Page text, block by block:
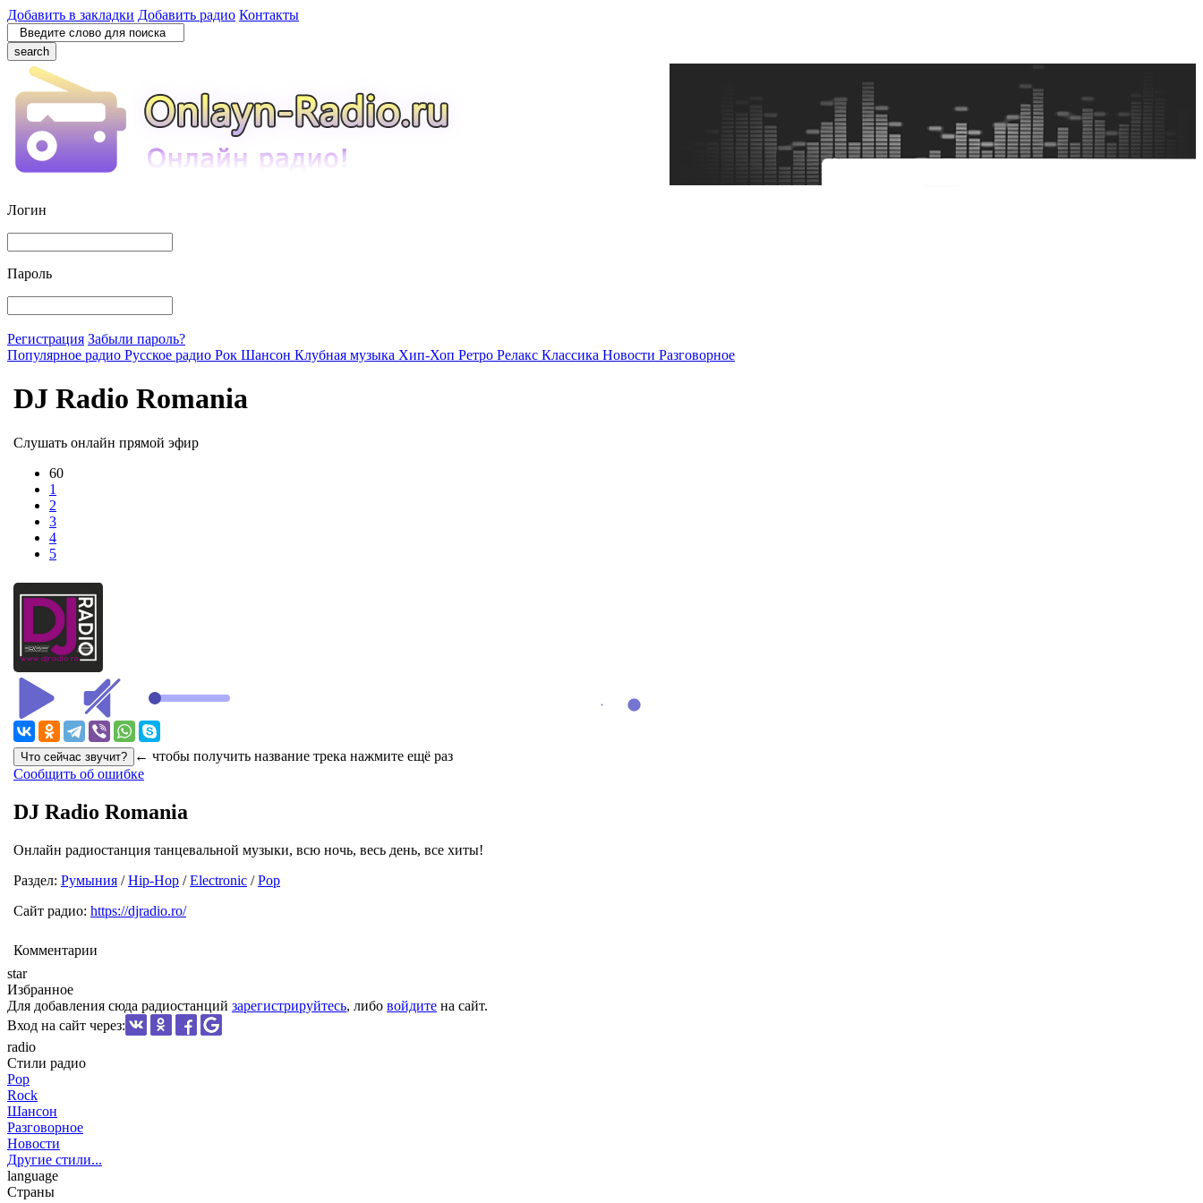
Добавить в закладки Добавить радио Контакты
search
Логин
Пароль
Регистрация Забыли пароль?
Популярное радио Русское радио Рок Шансон Клубная музыка Хип-Хоп Ретро Релакс Классика Новости Разговорное
DJ Radio Romania
Слушать онлайн прямой эфир
60
1
2
3
4
5
← чтобы получить название трека нажмите ещё раз
Сообщить об ошибке
DJ Radio Romania
Онлайн радиостанция танцевальной музыки, всю ночь, весь день, все хиты!
Раздел: Румыния /Hip-Hop /Electronic /Pop
Сайт радио: https://djradio.ro/
Комментарии
star
Избранное
Для добавления сюда радиостанций зарегистрируйтесь, либо войдите на сайт.
Вход на сайт через:
radio
Стили радио
Pop
Rock
Шансон
Разговорное
Новости
Другие стили...
language
Страны